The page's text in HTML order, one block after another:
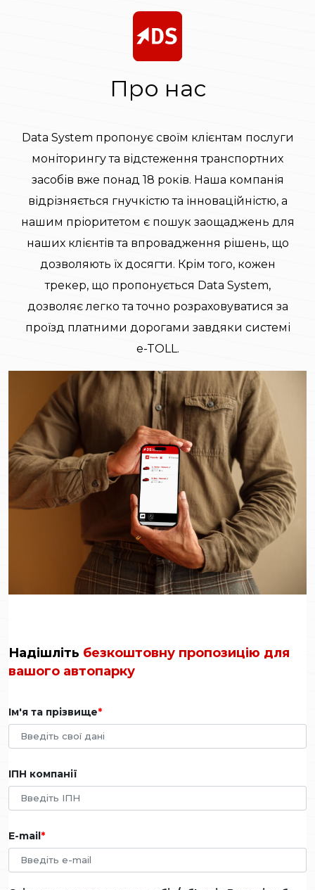
Про нас
Data System пропонує своїм клієнтам послуги
моніторингу та відстеження транспортних
засобів вже понад 18 років. Наша компанія
відрізняється гнучкістю та інноваційністю, а
нашим пріоритетом є пошук заощаджень для
наших клієнтів та впровадження рішень, що
дозволяють їх досягти. Крім того, кожен
трекер, що пропонується Data System,
дозволяє легко та точно розраховуватися за
проїзд платними дорогами завдяки системі
e-TOLL.
Надішліть безкоштовну пропозицію для
вашого автопарку
Ім'я та прізвище
ІПН компанії
E-mail